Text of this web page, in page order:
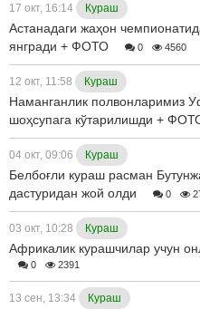
17 окт, 16:14 Кураш
Астанадаги жаҳон
янгради + ФОТО
0 4560
12 окт, 11:58 Кураш
Наманганлик полвонларимиз
шоҳсупага кўтарилишди +
04 окт, 09:06 Кураш
Белбоғли кураш расман
дастуридан жой олди
0
03 окт, 10:28 Кураш
Африкалик курашчилар учун
0 2391
13 сен, 13:34 Кураш